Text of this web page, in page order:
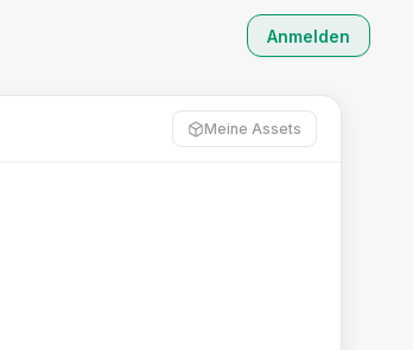
Meine Assets
Anmelden